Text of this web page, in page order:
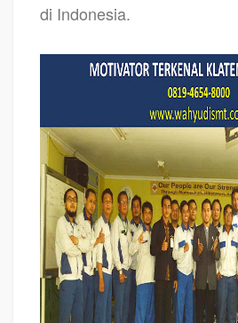
di Indonesia.